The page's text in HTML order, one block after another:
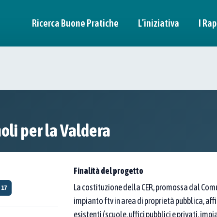
Ricerca Buone Pratiche L’iniziativa I
pratica
esperienze "dal basso".
per trasformare davvero l’Italia.
per la Valdera
17
Finalità del progetto
La costituzione della CER, promossa dal
impianto ftv in area di proprietà pubblica,
esistenti (scuole, uffici pubblici e privati,